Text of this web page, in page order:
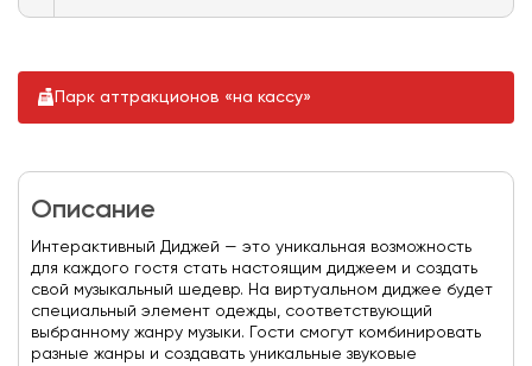
Парк аттракционов «на кассу»
Описание
Интерактивный Диджей — это уникальная возможность
для каждого гостя стать настоящим диджеем и создать
свой музыкальный шедевр. На виртуальном диджее будет
специальный элемент одежды, соответствующий
выбранному жанру музыки. Гости смогут комбинировать
разные жанры и создавать уникальные звуковые